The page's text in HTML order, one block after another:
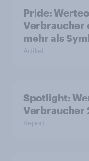
Pride:
Verbraucher
mehr als
Artikel
Spotlight:
Verbraucher
Report